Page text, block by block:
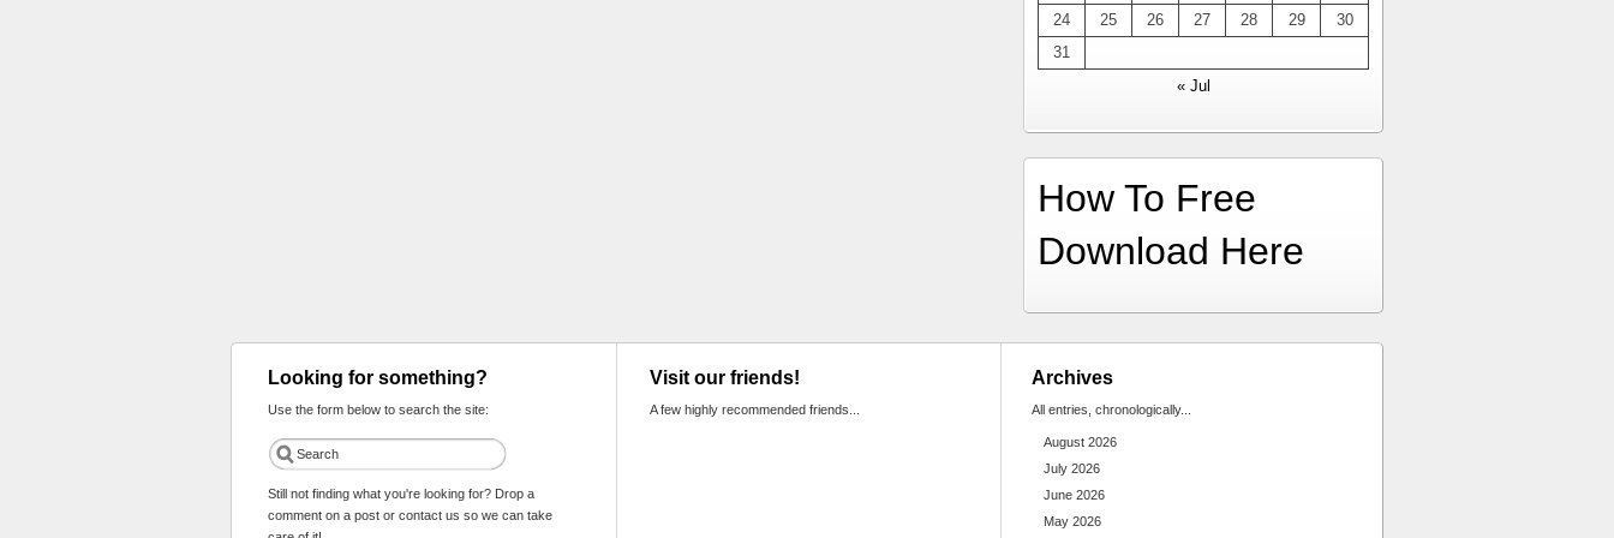
24
25 26 27 28 29
30
31
« Jul
How To Free
Download Here
Looking for something?
Use the form below to search the site:
Still not finding what you're looking for? Drop a
comment on a post or contact us so we can take
Visit our friends!
A few highly recommended friends...
Archives
All entries, chronologically...
August 2026
July 2026
June 2026
May 2026